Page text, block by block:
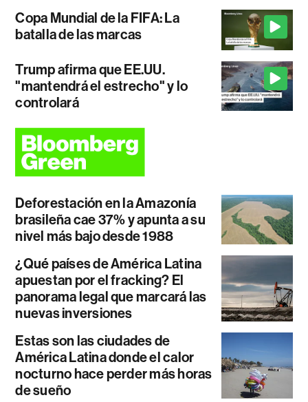
Copa Mundial de la FIFA: La
batalla de las marcas
Trump afirma que EE.UU.
"mantendrá el estrecho" y lo
controlará
Deforestación en la Amazonía
brasileña cae 37% y apunta a su
nivel más bajo desde 1988
¿Qué países de América Latina
apuestan por el fracking? El
panorama legal que marcará las
nuevas inversiones
Estas son las ciudades de
América Latina donde el calor
nocturno hace perder más horas
de sueño